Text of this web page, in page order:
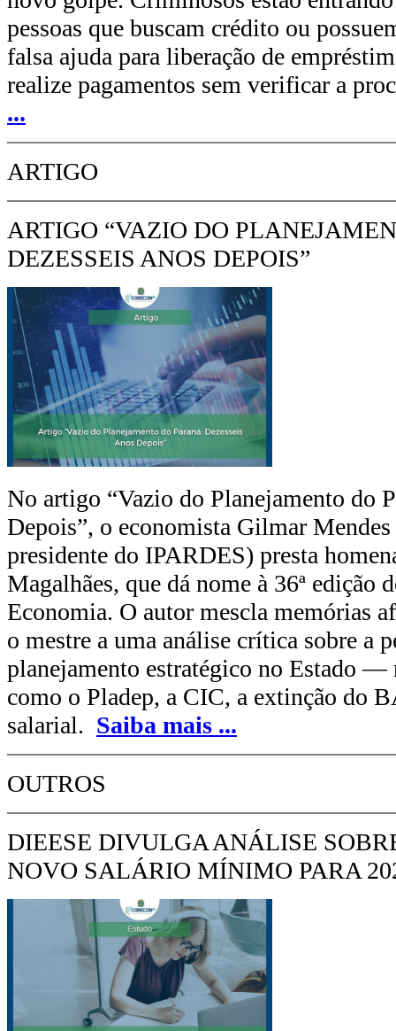
pessoas que buscam crédito ou
falsa ajuda para liberação de
realize pagamentos sem verificar a
...
ARTIGO
ARTIGO “VAZIO DO
DEZESSEIS ANOS DEPOIS”
No artigo “Vazio do Planejamento do
Depois”, o economista Gilmar
presidente do IPARDES) presta
Magalhães, que dá nome à 36ª edição
Economia. O autor mescla memórias
o mestre a uma análise crítica sobre a
planejamento estratégico no Estado —
como o Pladep, a CIC, a extinção do
salarial. Saiba mais ...
OUTROS
DIEESE DIVULGA ANÁLISE
NOVO SALÁRIO MÍNIMO PARA